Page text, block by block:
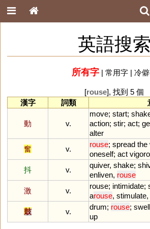
英語搜索
所有字| 常用字| 冷
[rouse], 找到 5 個
漢字
詞類
動 v.
move; start;
action; stir; act;
alter
奮
v.
rouse; spread the
oneself; act
抖
v.
quiver, shake;
enliven, rouse
激
v.
rouse; intimidate;
arouse, stimulate,
鼓
v.
drum; rouse; swell
up